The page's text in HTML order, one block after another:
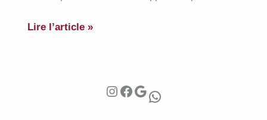
Découvrir
Lire l’article »
Instagram Facebook Google WhatsApp